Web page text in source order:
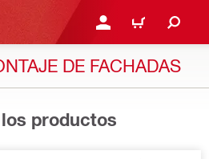
INICIE SESIÓN O
CARRITO
DE FACHADAS
productos